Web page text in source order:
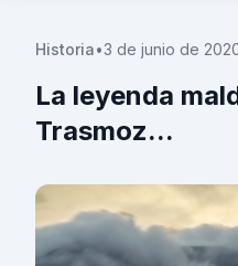
Historia•3 de junio de
La leyenda
Trasmoz...